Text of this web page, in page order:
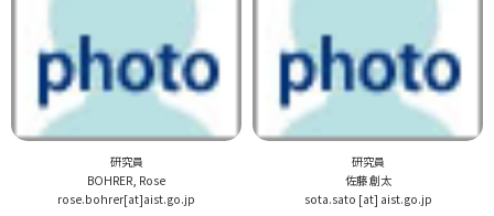
研究員
BOHRER, Rose
rose.bohrer[at]aist.go.jp
研究員
佐藤 創太
sota.sato [at] aist.go.jp